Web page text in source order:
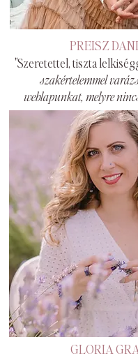
PREISZ
"Szeretettel, tiszta
szakértelemmel
weblapunkat, melyre
GLORIA